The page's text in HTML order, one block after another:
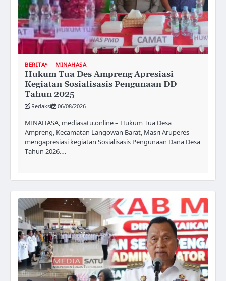
BERITA MINAHASA
Hukum Tua Des Ampreng Apresiasi
Kegiatan Sosialisasis Pengunaan DD
Tahun 2025
Redaksi 06/08/2026
MINAHASA, mediasatu.online – Hukum Tua Desa
Ampreng, Kecamatan Langowan Barat, Masri Aruperes
mengapresiasi kegiatan Sosialisasis Pengunaan Dana Desa
Tahun 2026.…